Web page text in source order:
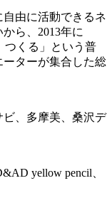
由に活動できるネ
ら、2013年に
つくる」という普
ターが集合した総
、多摩美、桑沢デ
yellow pencil、